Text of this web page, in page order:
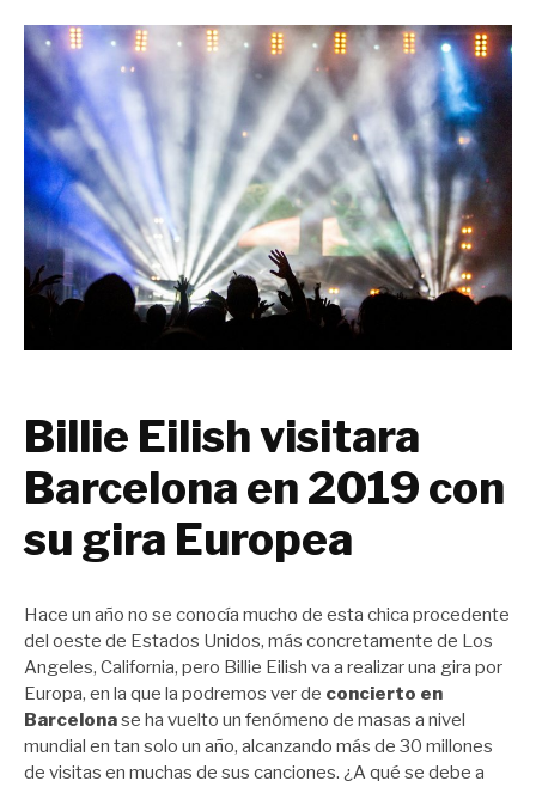
Billie Eilish visitara
Barcelona en 2019 con
su gira Europea
Hace un año no se conocía mucho de esta chica procedente
del oeste de Estados Unidos, más concretamente de Los
Angeles, California, pero Billie Eilish va a realizar una gira por
Europa, en la que la podremos ver de concierto en
Barcelonase ha vuelto un fenómeno de masas a nivel
mundial en tan solo un año, alcanzando más de 30 millones
de visitas en muchas de sus canciones. ¿A qué se debe a